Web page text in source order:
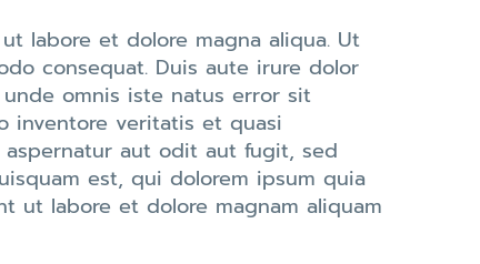
labore et dolore magna aliqua. Ut
consequat. Duis aute irure dolor
omnis iste natus error sit
inventore veritatis et quasi
aut odit aut fugit, sed
est, qui dolorem ipsum quia
ut labore et dolore magnam aliquam